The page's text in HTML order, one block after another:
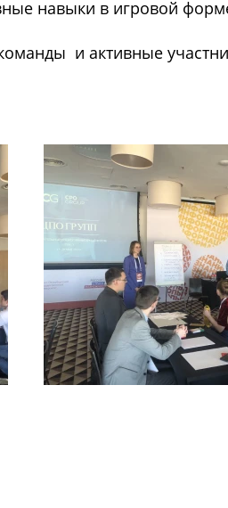
навыки в игровой
и активные